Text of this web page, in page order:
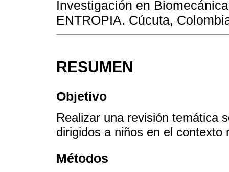
Investigación en
ENTROPIA. Cúcuta,
RESUMEN
Objetivo
Realizar una revisión temática
dirigidos a niños en el contexto
Métodos